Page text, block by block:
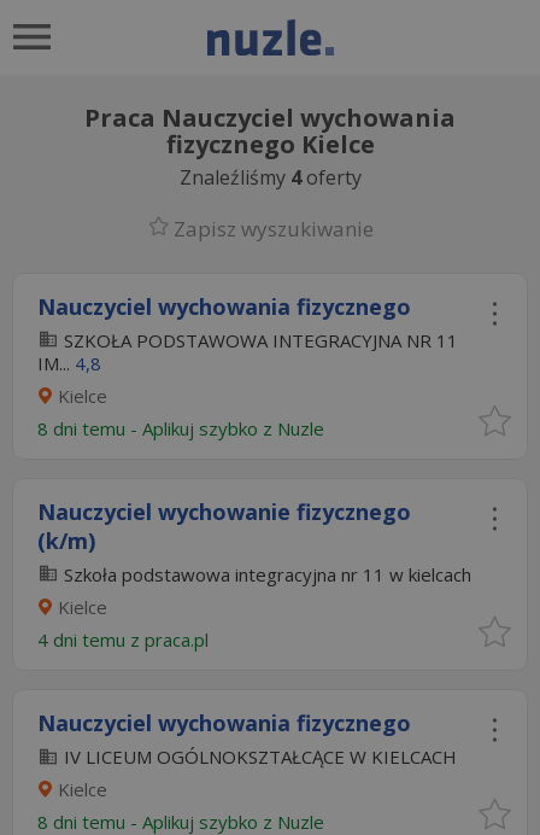
Praca Nauczyciel wychowania
fizycznego Kielce
Znaleźliśmy 4oferty
Zapisz wyszukiwanie
Nauczyciel wychowania fizycznego
SZKOŁA PODSTAWOWA INTEGRACYJNA NR 11
IM... 4,8
Kielce
8 dni temu - Aplikuj szybko z Nuzle
Nauczyciel wychowanie fizycznego
(k/m)
Szkoła podstawowa integracyjna nr 11 w kielcach
Kielce
4 dni temu z praca.pl
Nauczyciel wychowania fizycznego
IV LICEUM OGÓLNOKSZTAŁCĄCE W KIELCACH
Kielce
8 dni temu - Aplikuj szybko z Nuzle